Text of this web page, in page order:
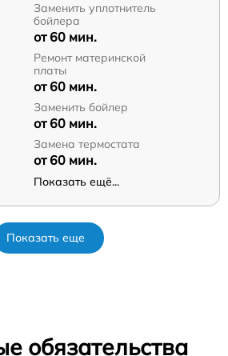
Заменить уплотнитель
бойлера
от 60 мин.
Ремонт материнской
платы
от 60 мин.
Заменить бойлер
от 60 мин.
Замена термостата
от 60 мин.
Показать ещё...
Показать еще
обязательства